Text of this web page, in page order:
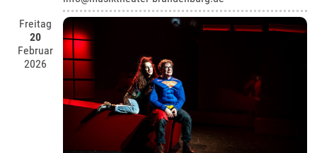
Freitag
20
Februar
2026